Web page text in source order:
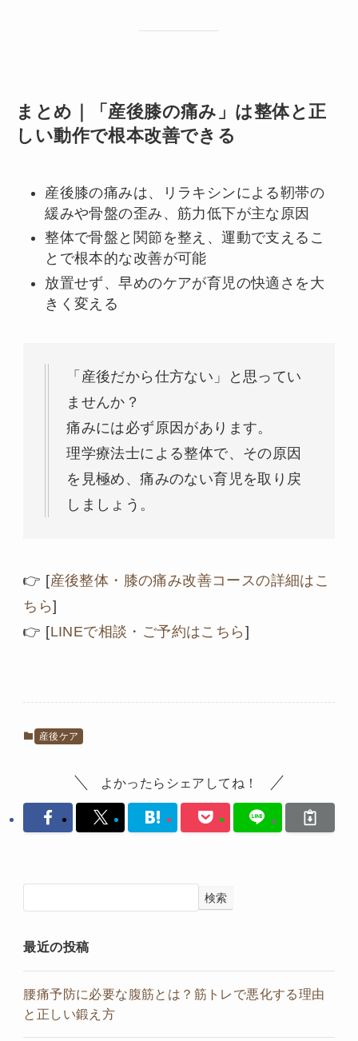
まとめ｜「産後膝の痛み」は整体と正
しい動作で根本改善できる
産後膝の痛みは、リラキシンによる靭帯の
緩みや骨盤の歪み、筋力低下が主な原因
整体で骨盤と関節を整え、運動で支えるこ
とで根本的な改善が可能
放置せず、早めのケアが育児の快適さを大
きく変える
「産後だから仕方ない」と思ってい
ませんか？
痛みには必ず原因があります。
理学療法士による整体で、その原因
を見極め、痛みのない育児を取り戻
しましょう。
👉 [産後整体・膝の痛み改善コースの詳細はこ
ちら]
👉 [LINEで相談・ご予約はこちら ]
産後ケア
よかったらシェアしてね！
検索
最近の投稿
腰痛予防に必要な腹筋とは？筋トレで悪化する理由
と正しい鍛え方